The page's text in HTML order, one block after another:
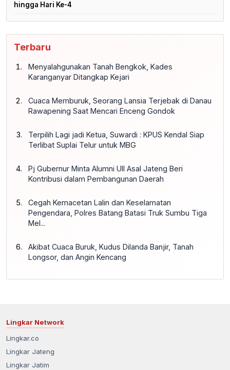
hingga Hari Ke-4
Terbaru
Menyalahgunakan Tanah Bengkok, Kades
Karanganyar Ditangkap Kejari
Cuaca Memburuk, Seorang Lansia Terjebak di Danau
Rawapening Saat Mencari Enceng Gondok
Terpilih Lagi jadi Ketua, Suwardi : KPUS Kendal Siap
Terlibat Suplai Telur untuk MBG
Pj Gubernur Minta Alumni UII Asal Jateng Beri
Kontribusi dalam Pembangunan Daerah
Cegah Kemacetan Lalin dan Keselamatan
Pengendara, Polres Batang Batasi Truk Sumbu Tiga
Mel...
Akibat Cuaca Buruk, Kudus Dilanda Banjir, Tanah
Longsor, dan Angin Kencang
Lingkar Network
Lingkar.co
Lingkar Jateng
Lingkar Jatim